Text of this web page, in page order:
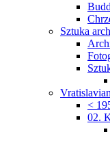
Sztuka
<
02.